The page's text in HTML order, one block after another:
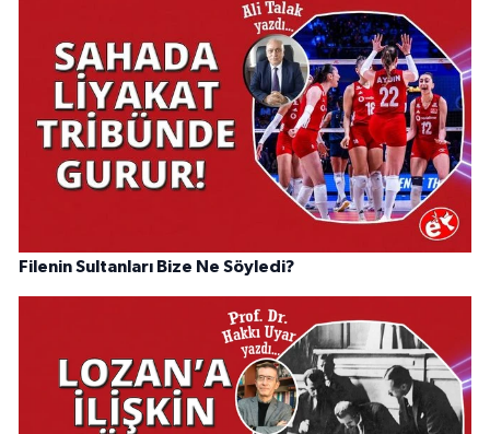
Filenin Sultanları Bize Ne Söyledi?